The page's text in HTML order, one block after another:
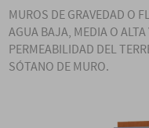
MUROS DE GRAVEDAD O
AGUA BAJA, MEDIA O
PERMEABILIDAD DEL
SÓTANO DE MURO.